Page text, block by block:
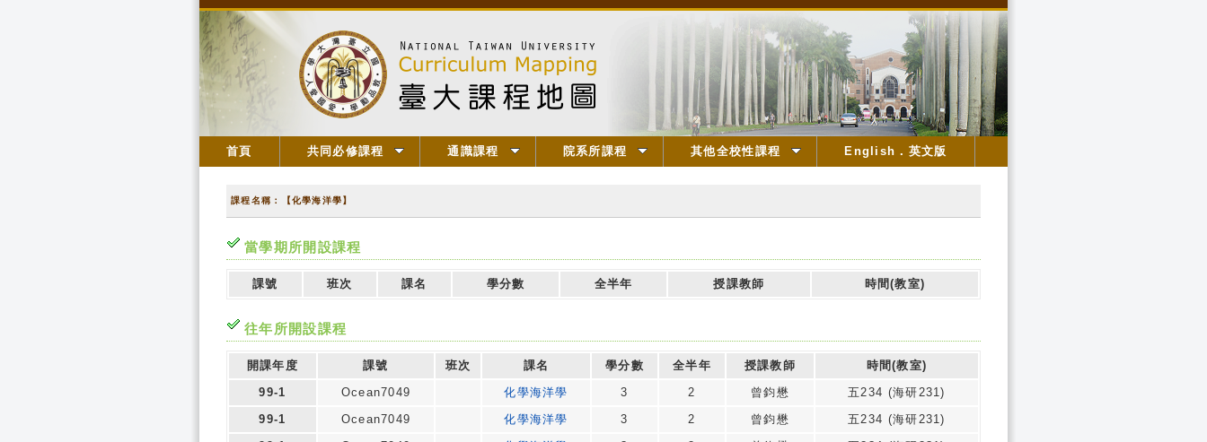
首頁 共同必修課程 通識課程 院系所課程 其他全校性課程 English．英文版
課程名稱：【化學海洋學】
當學期所開設課程
課號 班次 課名 學分數 全半年 授課教師 時間(教室)
往年所開設課程
開課年度 課號 班次 課名 學分數 全半年 授課教師
時間(教室)
99-1
Ocean7049 化學海洋學 3 2 曾鈞懋
五234 (海研231)
99-1
Ocean7049 化學海洋學 3 2 曾鈞懋
五234 (海研231)